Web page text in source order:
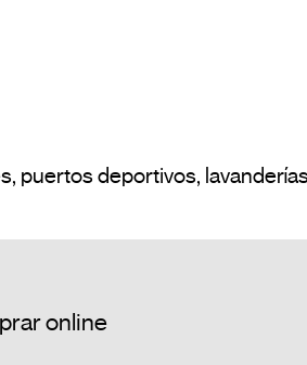
online